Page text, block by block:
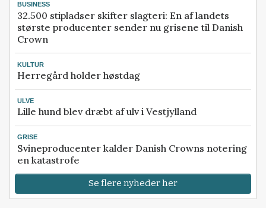
BUSINESS
32.500 stipladser skifter slagteri: En af landets
største producenter sender nu grisene til Danish
Crown
KULTUR
Herregård holder høstdag
ULVE
Lille hund blev dræbt af ulv i Vestjylland
GRISE
Svineproducenter kalder Danish Crowns notering
en katastrofe
Se flere nyheder her